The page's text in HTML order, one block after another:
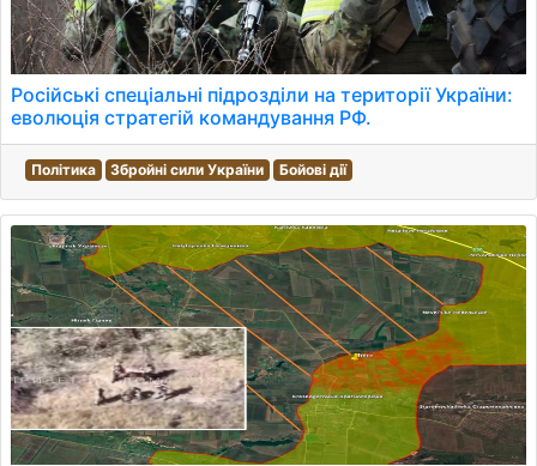
Російські спеціальні підрозділи на території України:
еволюція стратегій командування РФ.
Політика Збройні сили України Бойові дії